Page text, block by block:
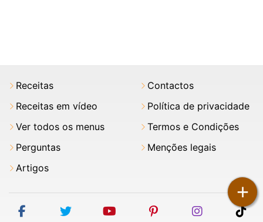
+
Receitas
Receitas em vídeo
Ver todos os menus
Perguntas
Artigos
Contactos
Política de privacidade
Termos e Condições
Menções legais
facebooktwitter youtubepinterestinstagram